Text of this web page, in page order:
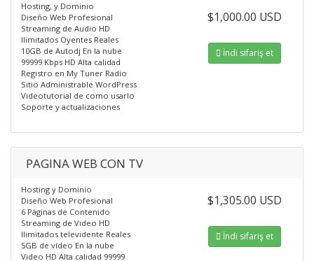
Hosting, y Dominio
Diseño Web Profesional
Streaming de Audio HD
Ilimitados Oyentes Reales
10GB de Autodj En la nube
99999 Kbps HD Alta calidad
Registro en My Tuner Radio
Sitio Administrable WordPress
Videotutorial de como usarlo
Soporte y actualizaciones
$1,000.00 USD
İndi sifariş et
PAGINA WEB CON TV
Hosting y Dominio
Diseño Web Profesional
6 Páginas de Contenido
Streaming de Video HD
Ilimitados televidente Reales
5GB de vídeo En la nube
Video HD Alta calidad 99999
$1,305.00 USD
İndi sifariş et